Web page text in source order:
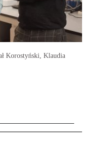
Korostyński, Klaudia